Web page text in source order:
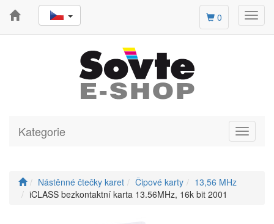
0
Toggle
Kategorie
Nástěnné čtečky karet Čipové karty
13,56 MHz
iCLASS bezkontaktní karta 13.56MHz, 16k bit 2001